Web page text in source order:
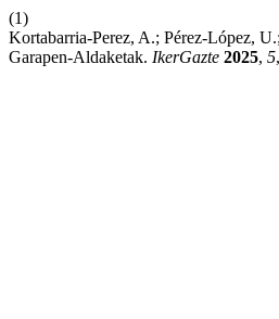
(1)
Kortabarria-Perez, A.; Pérez-López,
Garapen-Aldaketak. IkerGazte 2025, 5